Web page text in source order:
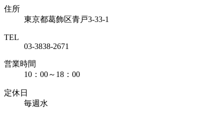
住所
東京都葛飾区青戸3-33-1
TEL
03-3838-2671
営業時間
10：00～18：00
定休日
毎週水